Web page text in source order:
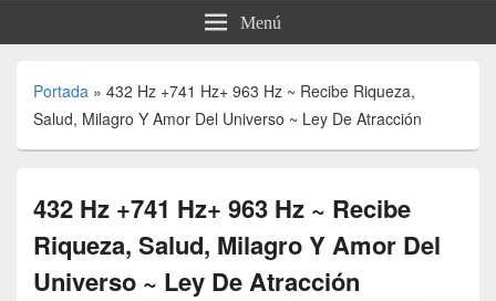
Menú
Portada » 432 Hz +741 Hz+ 963 Hz ~ Recibe Riqueza,
Salud, Milagro Y Amor Del Universo ~ Ley De Atracción
432 Hz +741 Hz+ 963 Hz ~ Recibe
Riqueza, Salud, Milagro Y Amor Del
Universo ~ Ley De Atracción